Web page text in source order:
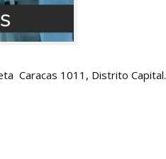
Caracas 1011, Distrito Capital.